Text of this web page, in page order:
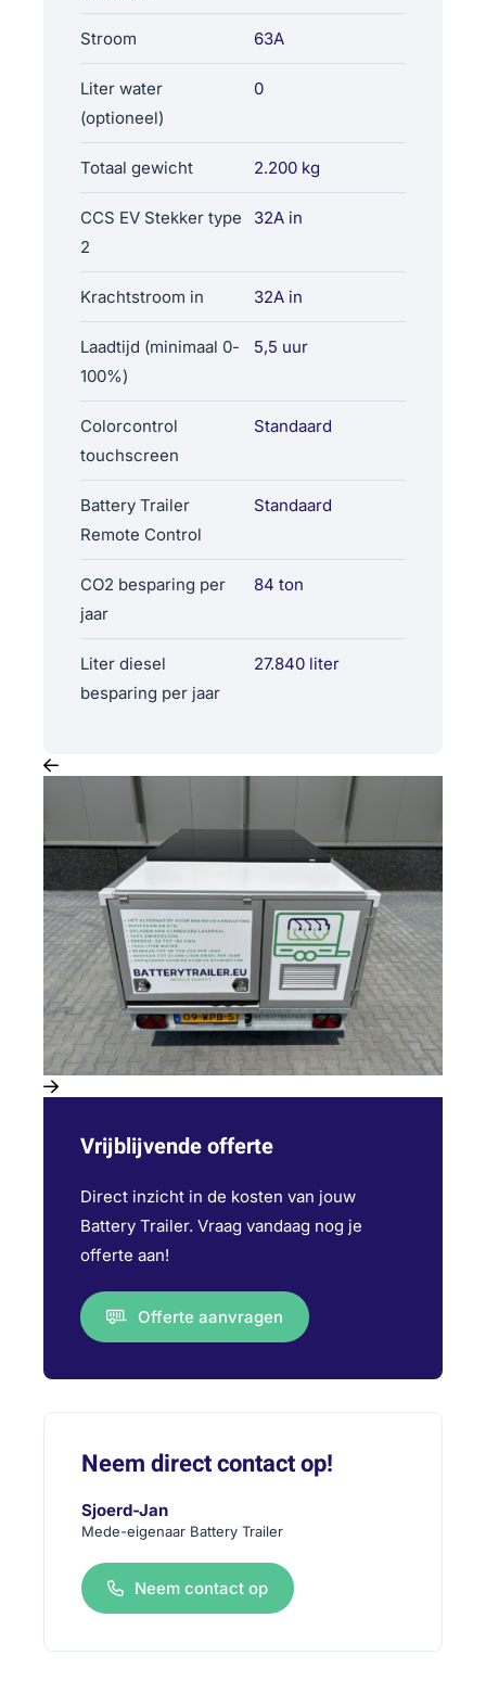
Stroom 63A
Liter water
(optioneel)
0
Totaal gewicht 2.200 kg
CCS EV Stekker type
2
32A in
Krachtstroom in 32A in
Laadtijd (minimaal 0-
100%)
5,5 uur
Colorcontrol
touchscreen
Standaard
Battery Trailer
Remote Control
Standaard
CO2 besparing per
jaar
84 ton
Liter diesel
besparing per jaar
27.840 liter
Vrijblijvende offerte
Direct inzicht in de kosten van jouw
Battery Trailer. Vraag vandaag nog je
offerte aan!
Offerte aanvragen
Neem direct contact op!
Sjoerd-Jan
Mede-eigenaar Battery Trailer
Neem contact op